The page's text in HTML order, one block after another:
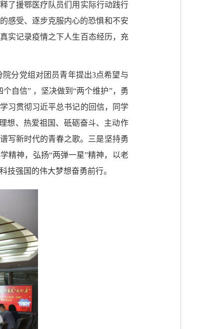
了援鄂医疗队员们用实际行动践行
感受、逐步克服内心的恐惧和不安
实记录疫情之下人生百态经历，充
分党组对团员青年提出3点希望与
自信” ，坚决做到“两个维护”，勇
习贯彻习近平总书记的回信，同学
想、热爱祖国、砥砺奋斗、主动作
写新时代的青春之歌。三是坚持勇
精神，弘扬“两弹一星”精神，以老
技强国的伟大梦想奋勇前行。